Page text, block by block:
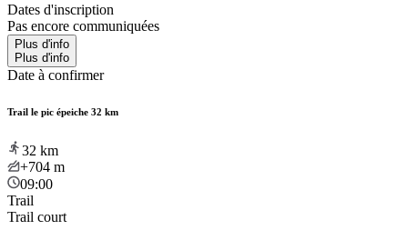
Dates d'inscription
Pas encore communiquées
Plus d'info
Plus d'info
Date à confirmer
Trail le pic épeiche 32 km
32 km
+704 m
09:00
Trail
Trail court